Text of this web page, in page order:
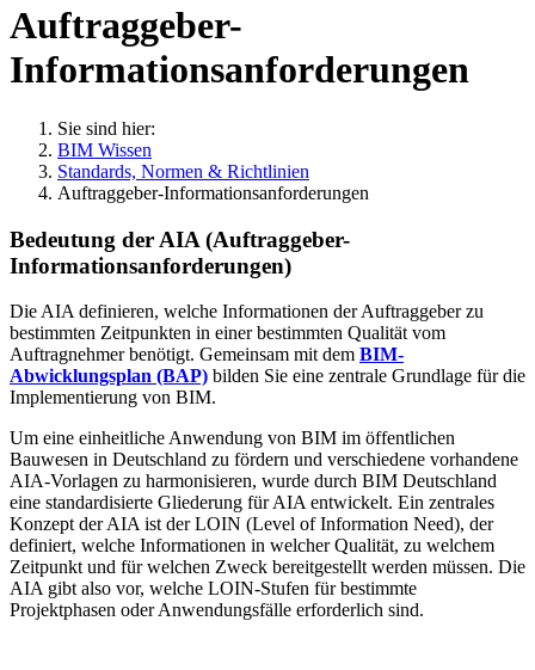
Auftraggeber-
Informationsanforderungen
Sie sind hier:
BIM Wissen
Standards, Normen & Richtlinien
Auftraggeber-Informationsanforderungen
Bedeutung der AIA (Auftraggeber-
Informationsanforderungen)
Die AIA definieren, welche Informationen der Auftraggeber zu
bestimmten Zeitpunkten in einer bestimmten Qualität vom
Auftragnehmer benötigt. Gemeinsam mit dem BIM-
Abwicklungsplan (BAP) bilden Sie eine zentrale Grundlage für die
Implementierung von BIM.
Um eine einheitliche Anwendung von BIM im öffentlichen
Bauwesen in Deutschland zu fördern und verschiedene vorhandene
AIA-Vorlagen zu harmonisieren, wurde durch BIM Deutschland
eine standardisierte Gliederung für AIA entwickelt. Ein zentrales
Konzept der AIA ist der LOIN (Level of Information Need), der
definiert, welche Informationen in welcher Qualität, zu welchem
Zeitpunkt und für welchen Zweck bereitgestellt werden müssen. Die
AIA gibt also vor, welche LOIN-Stufen für bestimmte
Projektphasen oder Anwendungsfälle erforderlich sind.